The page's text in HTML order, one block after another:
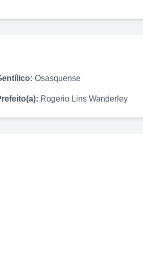
Osasquense
Rogerio Lins Wanderley